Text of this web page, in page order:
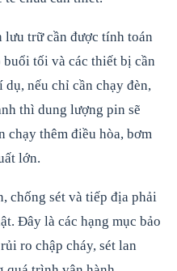
trữ cần được tính toán
buổi tối và các thiết bị cần
nếu chỉ cần chạy đèn,
thì dung lượng pin sẽ
chạy thêm điều hòa, bơm
lớn.
chống sét và tiếp địa phải
Đây là các hạng mục bảo
ro chập cháy, sét lan